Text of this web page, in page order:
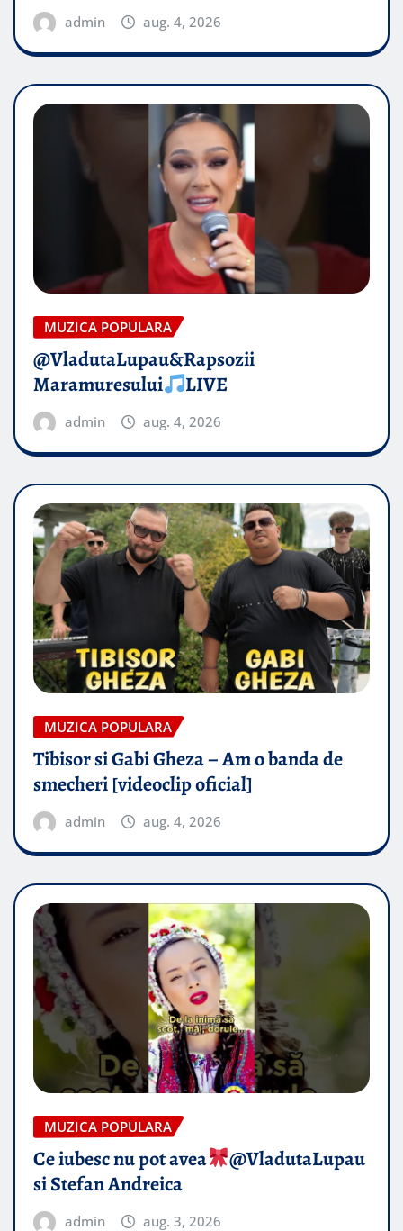
admin aug. 4, 2026
MUZICA POPULARA
@VladutaLupau&Rapsozii
Maramuresului
LIVE
admin aug. 4, 2026
MUZICA POPULARA
Tibisor si Gabi Gheza – Am o banda de
smecheri [videoclip oficial]
admin aug. 4, 2026
MUZICA POPULARA
Ce iubesc nu pot avea
​@VladutaLupau
si Stefan Andreica
admin aug. 3, 2026